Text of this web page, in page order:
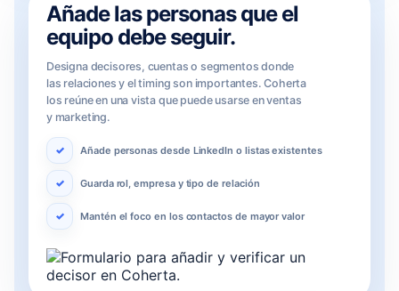
Añade las personas que el
equipo debe seguir.
Designa decisores, cuentas o segmentos donde
las relaciones y el timing son importantes. Coherta
los reúne en una vista que puede usarse en ventas
y marketing.
Añade personas desde LinkedIn o listas existentes
Guarda rol, empresa y tipo de relación
Mantén el foco en los contactos de mayor valor